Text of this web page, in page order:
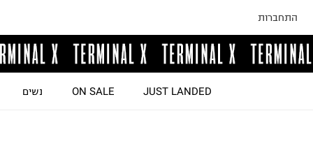
התחברות
JUST LANDED
ON SALE נשים